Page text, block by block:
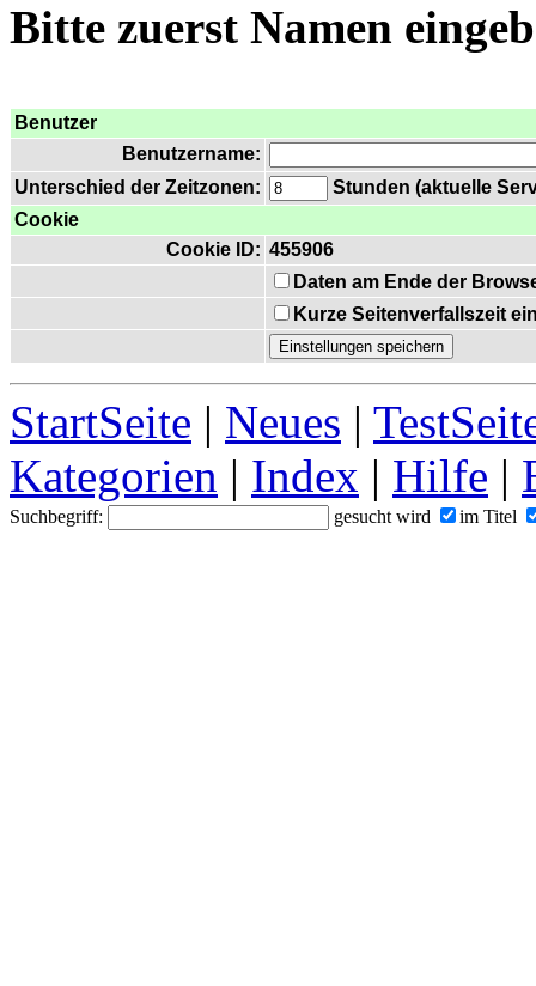
Bitte zuerst Namen
Benutzer
Benutzername:
Unterschied der Zeitzonen:
Stunden (aktuelle
Cookie
Cookie ID: 455906
Daten am Ende der
Kurze Seitenverfallszeit
StartSeite | Neues |
Kategorien | Index | Hilfe |
Suchbegriff: gesucht wird im Titel